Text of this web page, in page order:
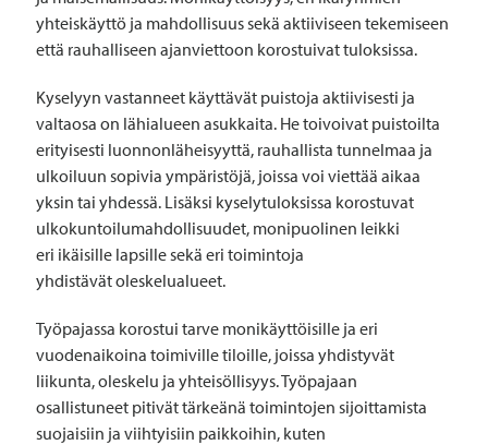
yhteiskäyttö ja mahdollisuus sekä aktiiviseen tekemiseen
että rauhalliseen ajanviettoon korostuivat tuloksissa.
Kyselyyn vastanneet käyttävät puistoja aktiivisesti ja
valtaosa on lähialueen asukkaita. He toivoivat puistoilta
erityisesti luonnonläheisyyttä, rauhallista tunnelmaa ja
ulkoiluun sopivia ympäristöjä, joissa voi viettää aikaa
yksin tai yhdessä. Lisäksi kyselytuloksissa korostuvat
ulkokuntoilumahdollisuudet, monipuolinen leikki
eri ikäisille lapsille sekä eri toimintoja
yhdistävät oleskelualueet.
Työpajassa korostui tarve monikäyttöisille ja eri
vuodenaikoina toimiville tiloille, joissa yhdistyvät
liikunta, oleskelu ja yhteisöllisyys. Työpajaan
osallistuneet pitivät tärkeänä toimintojen sijoittamista
suojaisiin ja viihtyisiin paikkoihin, kuten